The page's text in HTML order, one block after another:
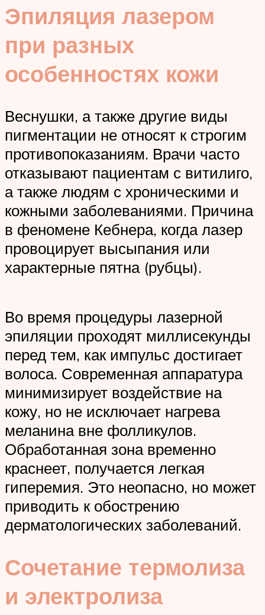
Эпиляция лазером
при разных
особенностях кожи
Веснушки, а также другие виды
пигментации не относят к строгим
противопоказаниям. Врачи часто
отказывают пациентам с витилиго,
а также людям с хроническими и
кожными заболеваниями. Причина
в феномене Кебнера, когда лазер
провоцирует высыпания или
характерные пятна (рубцы).
Во время процедуры лазерной
эпиляции проходят миллисекунды
перед тем, как импульс достигает
волоса. Современная аппаратура
минимизирует воздействие на
кожу, но не исключает нагрева
меланина вне фолликулов.
Обработанная зона временно
краснеет, получается легкая
гиперемия. Это неопасно, но может
приводить к обострению
дерматологических заболеваний.
Сочетание термолиза
и электролиза